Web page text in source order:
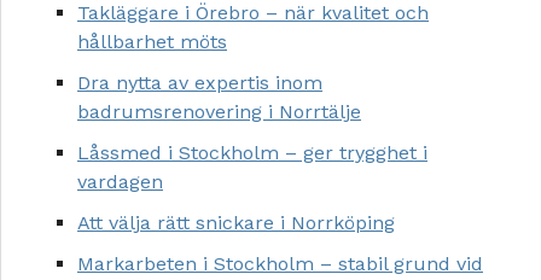
Takläggare i Örebro – när kvalitet och
hållbarhet möts
Dra nytta av expertis inom
badrumsrenovering i Norrtälje
Låssmed i Stockholm – ger trygghet i
vardagen
Att välja rätt snickare i Norrköping
Markarbeten i Stockholm – stabil grund vid